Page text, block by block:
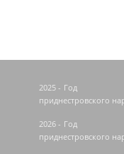
2025 - Год
приднестровского
2026 - Год
приднестровского